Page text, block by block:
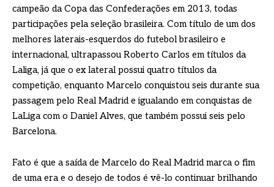
campeão da Copa das Confederações em 2013, todas
participações pela seleção brasileira. Com título de um dos
melhores laterais-esquerdos do futebol brasileiro e
internacional, ultrapassou Roberto Carlos em títulos da
Laliga, já que o ex lateral possui quatro títulos da
competição, enquanto Marcelo conquistou seis durante sua
passagem pelo Real Madrid e igualando em conquistas de
LaLiga com o Daniel Alves, que também possui seis pelo
Barcelona.
Fato é que a saída de Marcelo do Real Madrid marca o fim
de uma era e o desejo de todos é vê-lo continuar brilhando